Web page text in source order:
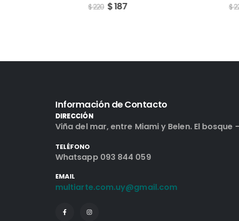
187 187
Información de Contacto
DIRECCIÓN
Viña del mar, entre Miami y Belen. El
TELÉFONO
Whatsapp 093 844 059
EMAIL
multiarte.com.uy@gmail.com